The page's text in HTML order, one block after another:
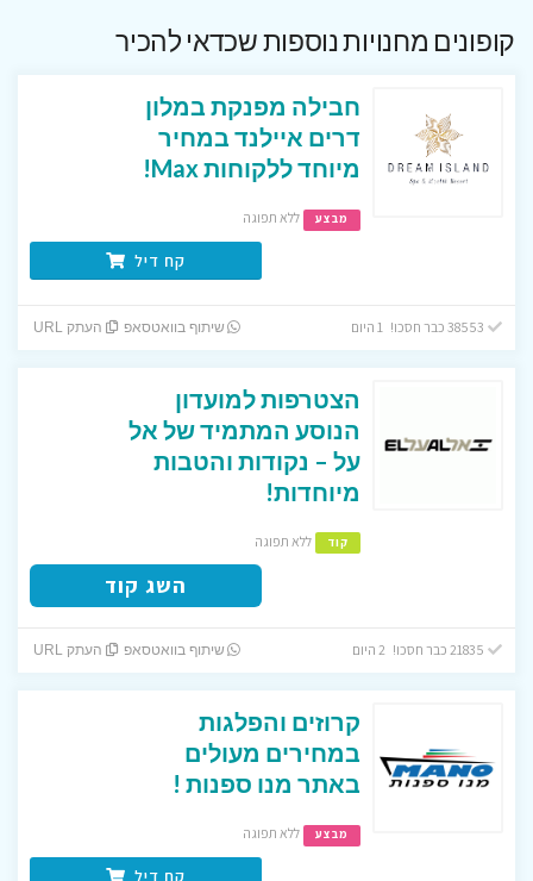
קופונים מחנויות נוספות שכדאי להכיר
חבילה מפנקת במלון
דרים איילנד במחיר
מיוחד ללקוחות Max!
מבצע ללא תפוגה
קח דיל
שיתוף בוואטסאפ העתק URL
הצטרפות למועדון
הנוסע המתמיד של אל
על – נקודות והטבות
מיוחדות!
קוד ללא תפוגה
השג קוד
שיתוף בוואטסאפ העתק URL
קרוזים והפלגות
במחירים מעולים
באתר מנו ספנות !
מבצע ללא תפוגה
קח דיל